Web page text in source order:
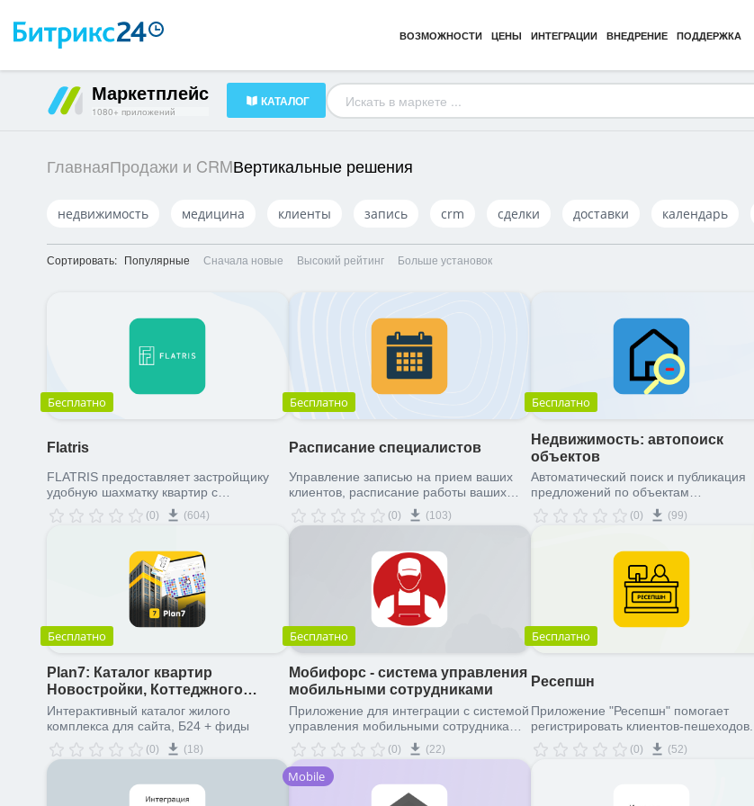
ВОЗМОЖНОСТИ ЦЕНЫ ИНТЕГРАЦИИ ВНЕДРЕНИЕ ПОДДЕРЖКА
Маркетплейс
1080+ приложений
КАТАЛОГ
HR-менеджмент
ГлавнаяПродажи и CRMВертикальные решения
недвижимость медицина клиенты запись crm сделки доставки календарь
Сортировать: Популярные Сначала новые Высокий рейтинг Больше установок
Бесплатно
Flatris
FLATRIS предоставляет застройщику
удобную шахматку квартир с
возможностью интеграции с Bitrix24 и
Google Sheets.
(0) (604)
Бесплатно
Расписание специалистов
Управление записью на прием ваших
клиентов, расписание работы ваших
сотрудников.
(0) (103)
Бесплатно
Недвижимость: автопоиск
объектов
Автоматический поиск и публикация
предложений по объектам
недвижимости! Автоматизация работы
риелтора!
(0) (99)
Бесплатно
Plan7: Каталог квартир
Новостройки, Коттеджного
поселка
Интерактивный каталог жилого
комплекса для сайта, Б24 + фиды
(0) (18)
Бесплатно
Мобифорс - система управления
мобильными сотрудниками
Приложение для интеграции с системой
управления мобильными сотрудниками
Мобифорс
(0) (22)
Бесплатно
Ресепшн
Приложение "Ресепшн" помогает
регистрировать клиентов-пешеходов.
Отлично подходит для работы
администратора / сотрудника
ресепшна.
(0) (52)
Mobile